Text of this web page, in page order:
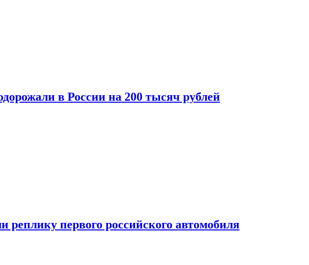
в России на 200 тысяч рублей
реплику первого российского автомобиля